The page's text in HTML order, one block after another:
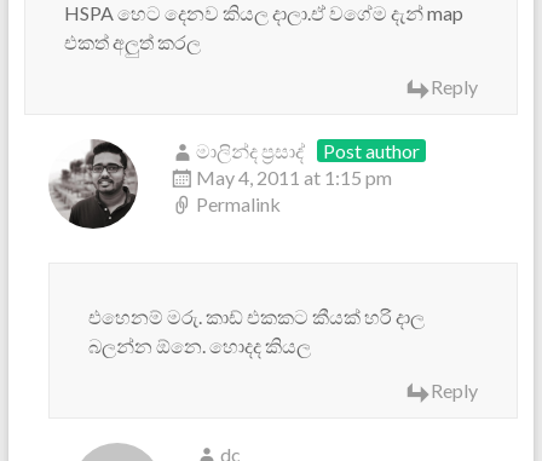
HSPA හෙට දෙනව කියල දාලා.ඒ වගේම දැන් map
එකත් අලුත් කරල
Reply
මාලින්ද ප්‍රසාද්
Post author
May 4, 2011 at 1:15 pm
Permalink
එහෙනම් මරු. කාඩ් එකකට කීයක් හරි දාල
බලන්න ඕනෙ. හොදද කියල
Reply
dc